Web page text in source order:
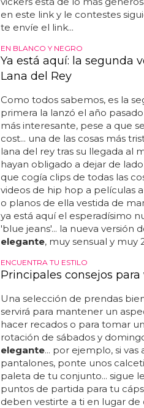
en este link y le contestes
te envíe el link...
EN BLANCO Y NEGRO
Ya está aquí: la segunda
Lana del Rey
Como todos sabemos, es la
primera la lanzó el año
más interesante, pese a que
cost... una de las cosas más
lana del rey tras su llegada al
hayan obligado a dejar de
que cogía clips de todas las
videos de hip hop a películas
o planos de ella vestida de
ya está aquí el esperadísimo
'blue jeans'... la nueva versión
elegante, muy sensual y muy
ENCUENTRA TU ESTILO
Principales consejos
Una selección de prendas
servirá para mantener un
hacer recados o para tomar
rotación de sábados y
elegante... por ejemplo, si
pantalones, ponte unos
paleta de tu conjunto... sigue
puntos de partida para tu
deben vestirte a ti en lugar de